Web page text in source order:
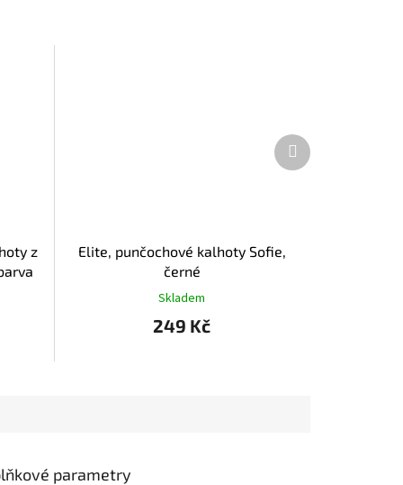
z
Elite, punčochové kalhoty Sofie,
černé
Skladem
249 Kč
Další
produkt
parametry